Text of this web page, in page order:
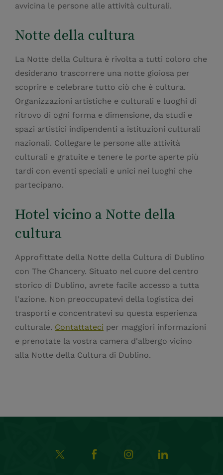
avvicina le persone alle attività culturali.
Notte della cultura
La Notte della Cultura è rivolta a tutti coloro che
desiderano trascorrere una notte gioiosa per
scoprire e celebrare tutto ciò che è cultura.
Organizzazioni artistiche e culturali e luoghi di
ritrovo di ogni forma e dimensione, da studi e
spazi artistici indipendenti a istituzioni culturali
nazionali. Collegare le persone alle attività
culturali e gratuite e tenere le porte aperte più
tardi con eventi speciali e unici nei luoghi che
partecipano.
Hotel vicino a Notte della
cultura
Approfittate della Notte della Cultura di Dublino
con The Chancery. Situato nel cuore del centro
storico di Dublino, avrete facile accesso a tutta
l'azione. Non preoccupatevi della logistica dei
trasporti e concentratevi su questa esperienza
culturale. Contattateci per maggiori informazioni
e prenotate la vostra camera d'albergo vicino
alla Notte della Cultura di Dublino.